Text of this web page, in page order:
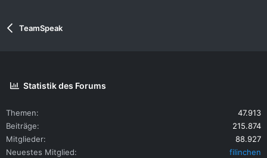
TeamSpeak
Statistik des Forums
Themen
47.913
Beiträge
215.874
Mitglieder
88.927
Neuestes Mitglied
filinchen